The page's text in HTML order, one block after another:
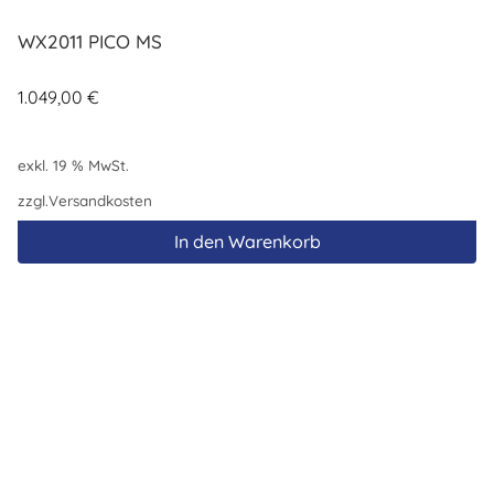
WX2011 PICO MS
1.049,00 €
exkl. 19 % MwSt.
zzgl.Versandkosten
In den Warenkorb